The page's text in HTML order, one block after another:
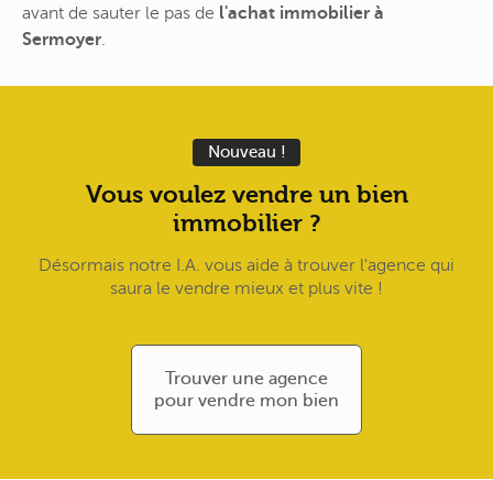
avant de sauter le pas de l'achat immobilier à
Sermoyer.
Nouveau !
Vous voulez vendre un bien
immobilier ?
Désormais notre I.A. vous aide à trouver l'agence qui
saura le vendre mieux et plus vite !
Trouver une agence
pour vendre mon bien